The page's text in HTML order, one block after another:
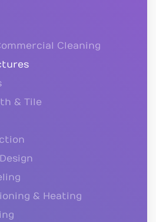
Cleaning
& Tile
& Heating